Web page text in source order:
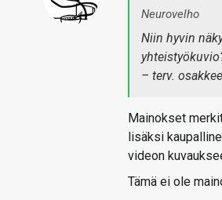
Neurovelho
Niin hyvin
– terv.
Mainokset
lisäksi
videon
Tämä ei ole